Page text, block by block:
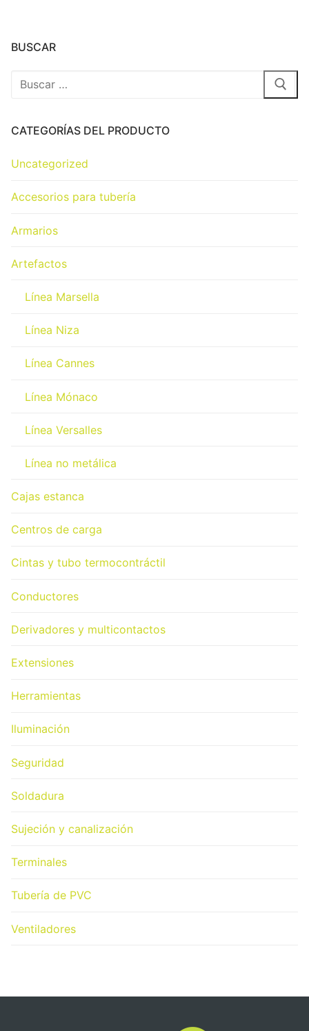
BUSCAR
CATEGORÍAS DEL PRODUCTO
Uncategorized
Accesorios para tubería
Armarios
Artefactos
Línea Marsella
Línea Niza
Línea Cannes
Línea Mónaco
Línea Versalles
Línea no metálica
Cajas estanca
Centros de carga
Cintas y tubo termocontráctil
Conductores
Derivadores y multicontactos
Extensiones
Herramientas
Iluminación
Seguridad
Soldadura
Sujeción y canalización
Terminales
Tubería de PVC
Ventiladores